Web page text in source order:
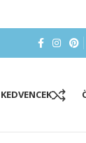
KEDVENCEK